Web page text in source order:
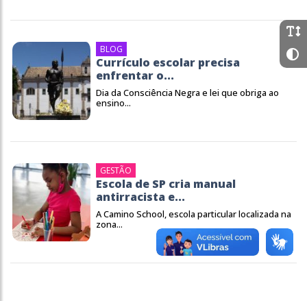
BLOG
Currículo escolar precisa
enfrentar o...
Dia da Consciência Negra e lei que obriga ao
ensino...
GESTÃO
Escola de SP cria manual
antirracista e...
A Camino School, escola particular localizada na
zona...